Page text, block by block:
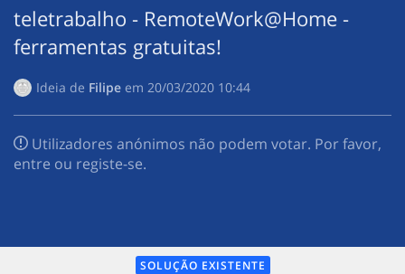
teletrabalho - RemoteWork@Home -
ferramentas gratuitas!
Ideia de Filipe em ‎20/03/2020 10:44
Utilizadores anónimos não podem votar. Por favor,
entre ou registe-se.
SOLUÇÃO EXISTENTE